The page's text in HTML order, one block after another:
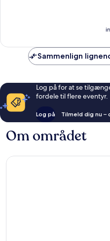
Sammenlign
Log på for at se
fordele til flere eventyr.
Log på Tilmeld dig nu –
Om området